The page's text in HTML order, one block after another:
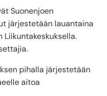
Suonenjoen
järjestetään lauantaina
Liikuntakeskuksella.
pihalla järjestetään
aitoa